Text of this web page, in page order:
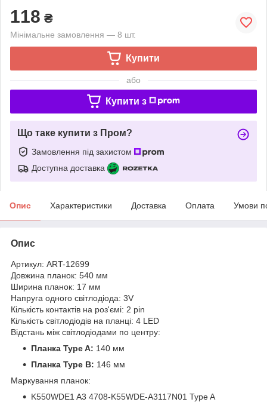
118 ₴
Мінімальне замовлення — 8 шт.
Купити
або
Купити з
Що таке купити з Пром?
Замовлення під захистом
Доступна доставка
Опис Характеристики Доставка Оплата Умови
Опис
Артикул: ART-12699
Довжина планок: 540 мм
Ширина планок: 17 мм
Напруга одного світлодіода: 3V
Кількість контактів на роз'ємі: 2 pin
Кількість світлодіодів на планці: 4 LED
Відстань між світлодіодами по центру:
Планка Type A: 140 мм
Планка Type B: 146 мм
Маркування планок:
K550WDE1 A3 4708-K55WDE-A3117N01 Type A